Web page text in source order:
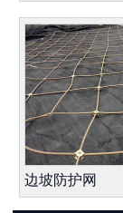
边坡防护网